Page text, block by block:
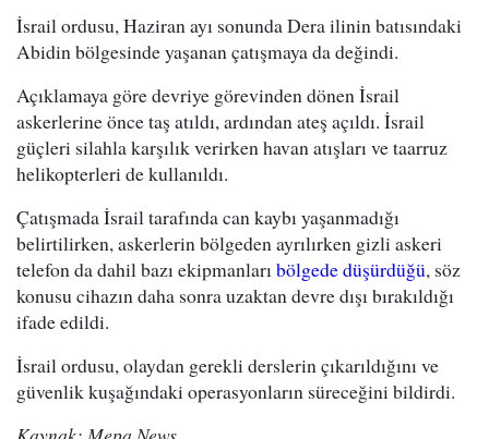
İsrail ordusu, Haziran ayı sonunda Dera ilinin batısındaki
Abidin bölgesinde yaşanan çatışmaya da değindi.
Açıklamaya göre devriye görevinden dönen İsrail
askerlerine önce taş atıldı, ardından ateş açıldı. İsrail
güçleri silahla karşılık verirken havan atışları ve taarruz
helikopterleri de kullanıldı.
Çatışmada İsrail tarafında can kaybı yaşanmadığı
belirtilirken, askerlerin bölgeden ayrılırken gizli askeri
telefon da dahil bazı ekipmanlarıbölgede düşürdüğü, söz
konusu cihazın daha sonra uzaktan devre dışı bırakıldığı
ifade edildi.
İsrail ordusu, olaydan gerekli derslerin çıkarıldığını ve
güvenlik kuşağındaki operasyonların süreceğini bildirdi.